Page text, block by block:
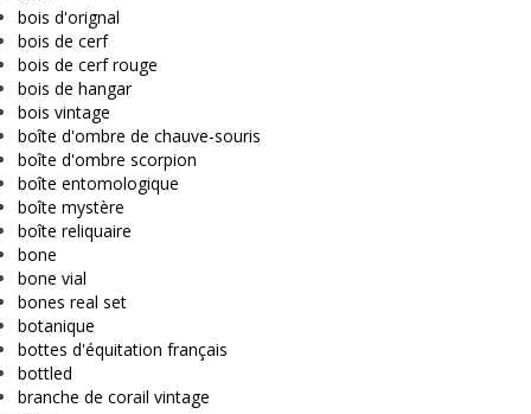
bois d'orignal
bois de cerf
bois de cerf rouge
bois de hangar
bois vintage
boîte d'ombre de chauve-souris
boîte d'ombre scorpion
boîte entomologique
boîte mystère
boîte reliquaire
bone
bone vial
bones real set
botanique
bottes d'équitation français
bottled
branche de corail vintage